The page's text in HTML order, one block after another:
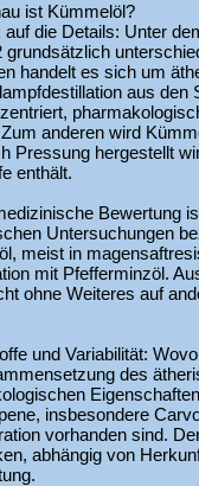
ist Kümmelöl?
auf die Details: Unter
grundsätzlich
handelt es sich um
aus den
anderen wird
Pressung hergestellt
enthält.
Bewertung
Untersuchungen
meist in
mit Pfefferminzöl.
ohne Weiteres auf
und Variabilität:
des
insbesondere
vorhanden sind.
abhängig von